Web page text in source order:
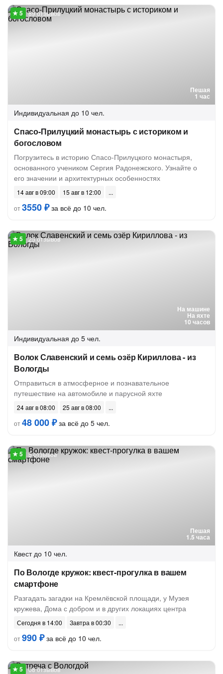
Пешая
1 час
89 отзывов
Индивидуальная до 10 чел.
Спасо-Прилуцкий монастырь с историком и
богословом
Погрузитесь в историю Спасо-Прилуцкого монастыря,
основанного учеником Сергия Радонежского. Узнайте о
его значении и архитектурных особенностях
14 авг в 09:00
15 авг в 12:00
от3550 ₽за всё до 10 чел.
На машине
На яхте
10 часов
25 отзывов
Индивидуальная до 5 чел.
Волок Славенский и семь озёр Кириллова - из
Вологды
Отправиться в атмосферное и познавательное
путешествие на автомобиле и парусной яхте
24 авг в 08:00
25 авг в 08:00
от48 000 ₽за всё до 5 чел.
Пешая
1.5 часа
5 отзывов
Квест до 10 чел.
По Вологде кружок: квест-прогулка в вашем
смартфоне
Разгадать загадки на Кремлёвской площади, у Музея
кружева, Дома с добром и в других локациях центра
Сегодня в 14:00
Завтра в 00:30
от990 ₽за всё до 10 чел.
68 отзывов